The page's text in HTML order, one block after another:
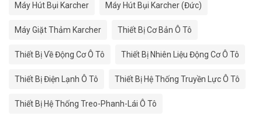
Máy Hút Bụi Karcher Máy Hút Bụi Karcher (Đức)
Máy Giặt Thảm Karcher Thiết Bị Cơ Bản Ô Tô
Thiết Bị Về Động Cơ Ô Tô Thiết Bị Nhiên Liệu Động Cơ Ô Tô
Thiết Bị Điện Lạnh Ô Tô Thiết Bị Hệ Thống Truyền Lực Ô Tô
Thiết Bị Hệ Thống Treo-Phanh-Lái Ô Tô